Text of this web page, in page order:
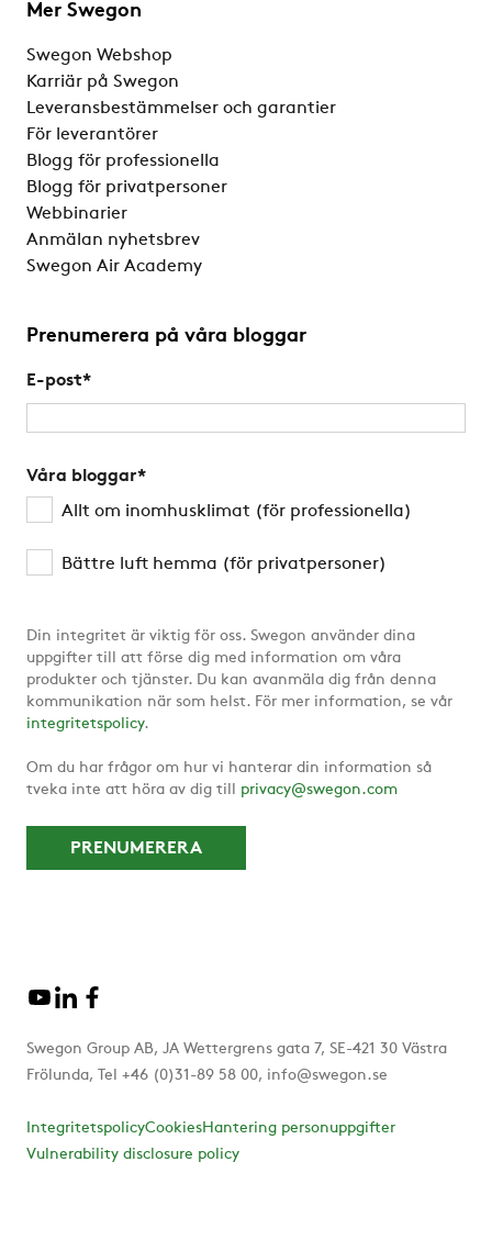
Mer Swegon
Swegon Webshop
Karriär på Swegon
Leveransbestämmelser och garantier
För leverantörer
Blogg för professionella
Blogg för privatpersoner
Webbinarier
Anmälan nyhetsbrev
Swegon Air Academy
Prenumerera på våra bloggar
E-post*
Våra bloggar*
Allt om inomhusklimat (för professionella)
Bättre luft hemma (för privatpersoner)
Din integritet är viktig för oss. Swegon använder dina
uppgifter till att förse dig med information om våra
produkter och tjänster. Du kan avanmäla dig från denna
kommunikation när som helst. För mer information, se vår
integritetspolicy.
Om du har frågor om hur vi hanterar din information så
tveka inte att höra av dig till privacy@swegon.com
Swegon Group AB, JA Wettergrens gata 7, SE-421 30 Västra
Frölunda, Tel +46 (0)31-89 58 00, info@swegon.se
IntegritetspolicyCookiesHantering personuppgifter
Vulnerability disclosure policy